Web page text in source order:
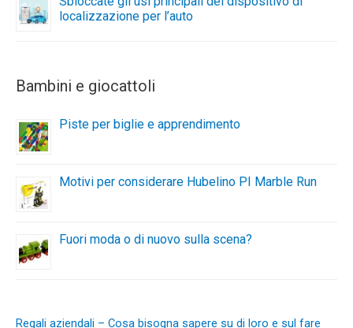
localizzazione per l’auto
Bambini e giocattoli
Piste per biglie e apprendimento
Motivi per considerare Hubelino PI Marble Run
Fuori moda o di nuovo sulla scena?
Regali aziendali – Cosa bisogna sapere su di loro e sul fare